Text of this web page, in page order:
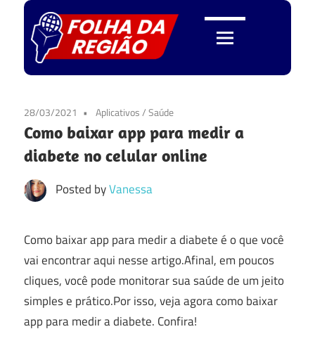
Skip
to
content
Folha
da
Região
28/03/2021 Aplicativos/Saúde
Como baixar app para medir a
diabete no celular online
Posted byVanessa
Como baixar app para medir a diabete é o que você
vai encontrar aqui nesse artigo.Afinal, em poucos
cliques, você pode monitorar sua saúde de um jeito
simples e prático.Por isso, veja agora como baixar
app para medir a diabete. Confira!